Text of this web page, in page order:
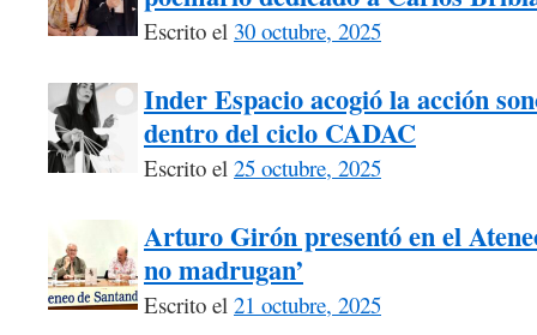
Escrito el 30 octubre, 2025
Inder Espacio acogió la acción
dentro del ciclo CADAC
Escrito el 25 octubre, 2025
Arturo Girón presentó en el
no madrugan’
Escrito el 21 octubre, 2025